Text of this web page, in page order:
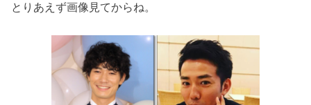
とりあえず画像見てからね。